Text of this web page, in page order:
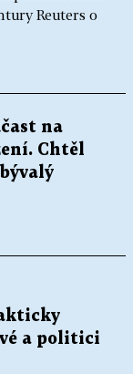
Reuters o
na
Chtěl
a politici